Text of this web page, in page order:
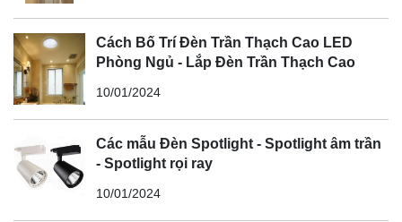
Cách Bố Trí Đèn Trần Thạch Cao LED
Phòng Ngủ - Lắp Đèn Trần Thạch Cao
10/01/2024
Các mẫu Đèn Spotlight - Spotlight âm trần
- Spotlight rọi ray
10/01/2024